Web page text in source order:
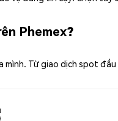
Phemex?
mình. Từ giao dịch spot